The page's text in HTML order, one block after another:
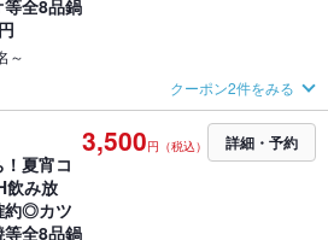
全8品鍋
～
クーポン2件をみる
！夏宵コ
飲み放
約◎カツ
全8品鍋
3,500円（税込） 詳細・予約